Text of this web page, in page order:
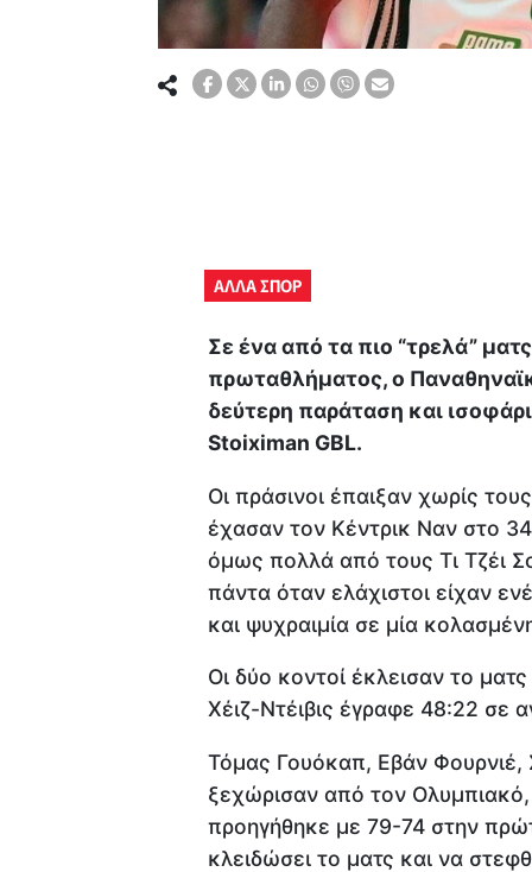
ΑΛΛΑ ΣΠΟΡ
Σε ένα από τα πιο “τρελά”
πρωταθλήματος, ο
δεύτερη παράταση και
Stoiximan GBL.
Οι πράσινοι έπαιξαν χωρίς
έχασαν τον Κέντρικ Ναν στο
όμως πολλά από τους Τι Τζέι
πάντα όταν ελάχιστοι είχαν
και ψυχραιμία σε μία
Οι δύο κοντοί έκλεισαν το
Χέιζ-Ντέιβις έγραφε 48:22 σε
Τόμας Γουόκαπ, Εβάν Φουρνιέ,
ξεχώρισαν από τον Ολυμπιακό,
προηγήθηκε με 79-74 στην
κλειδώσει το ματς και να